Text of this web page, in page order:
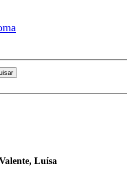
Luísa